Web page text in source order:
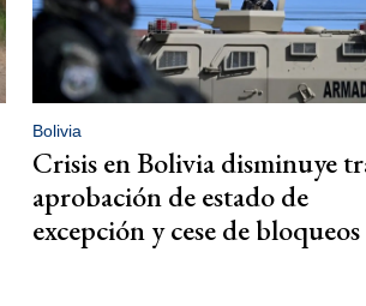
Bolivia
Crisis en Bolivia disminuye
aprobación de estado de
excepción y cese de bloqueos